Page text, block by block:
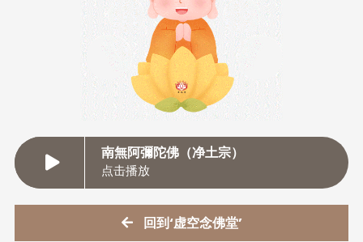
南無阿彌陀佛（净土宗）
点击播放
回到‘虚空念佛堂’